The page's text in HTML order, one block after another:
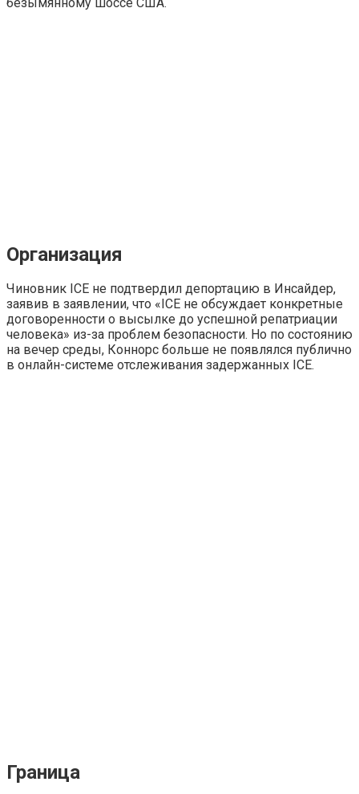
Организация
Чиновник ICE не подтвердил депортацию в Инсайдер,
заявив в заявлении, что «ICE не обсуждает конкретные
договоренности о высылке до успешной репатриации
человека» из-за проблем безопасности. Но по состоянию
на вечер среды, Коннорс больше не появлялся публично
в онлайн-системе отслеживания задержанных ICE.
Граница